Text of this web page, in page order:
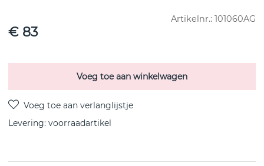
Artikelnr.: 101060AG
€ 83
Voeg toe aan winkelwagen
Levering: voorraadartikel